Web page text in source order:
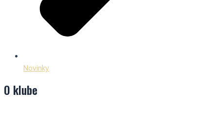
Novinky
O klube